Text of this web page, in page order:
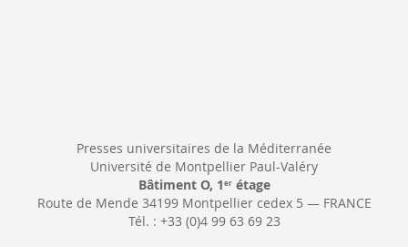
Presses universitaires de la Méditerranée
Université de Montpellier Paul-Valéry
Bâtiment O, 1 erétage
Route de Mende 34199 Montpellier cedex 5 — FRANCE
Tél. : +33 (0)4 99 63 69 23